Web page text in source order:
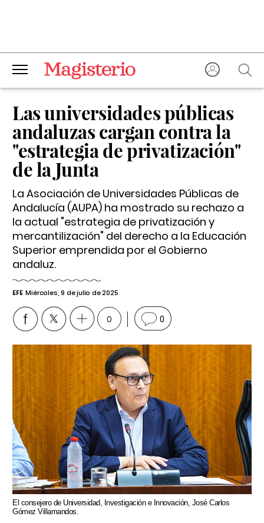
Las universidades públicas
andaluzas cargan contra la
"estrategia de privatización"
de la Junta
La Asociación de Universidades Públicas de
Andalucía (AUPA) ha mostrado su rechazo a
la actual "estrategia de privatización y
mercantilización" del derecho a la Educación
Superior emprendida por el Gobierno
andaluz.
EFE Miércoles, 9 de julio de 2025
0 0
El consejero de Universidad, Investigación e Innovación, José Carlos
Gómez Villamandos.